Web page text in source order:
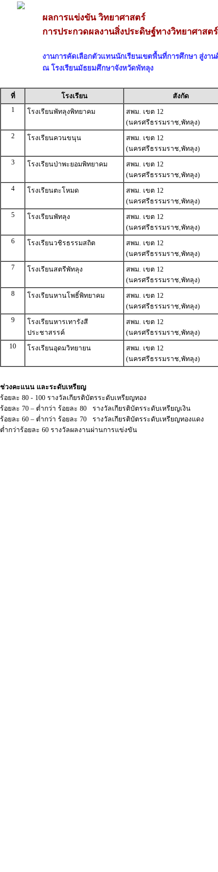
ผลการแข่งขัน วิทยาศาสตร์
การประกวดผลงานสิ่งประดิษฐ์ทางวิทยาศาสต
งานการคัดเลือกตัวแทนนักเรียนเขตพื้นที่การศึกษา สู่งา
ณ โรงเรียนมัธยมศึกษาจังหวัดพัทลุง
ที่ โรงเรียน
สังกัด
1
โรงเรียนพัทลุงพิทยาคม
สพม. เขต 12
(นครศรีธรรมราช,พัทลุง)
2
โรงเรียนควนขนุน
สพม. เขต 12
(นครศรีธรรมราช,พัทลุง)
3
โรงเรียนป่าพะยอมพิทยาคม
สพม. เขต 12
(นครศรีธรรมราช,พัทลุง)
4
โรงเรียนตะโหมด
สพม. เขต 12
(นครศรีธรรมราช,พัทลุง)
5
โรงเรียนพัทลุง
สพม. เขต 12
(นครศรีธรรมราช,พัทลุง)
6
โรงเรียนวชิรธรรมสถิต
สพม. เขต 12
(นครศรีธรรมราช,พัทลุง)
7
โรงเรียนสตรีพัทลุง
สพม. เขต 12
(นครศรีธรรมราช,พัทลุง)
8
โรงเรียนหานโพธิ์พิทยาคม
สพม. เขต 12
(นครศรีธรรมราช,พัทลุง)
9
โรงเรียนหารเทารังสี
ประชาสรรค์
สพม. เขต 12
(นครศรีธรรมราช,พัทลุง)
10
โรงเรียนอุดมวิทยายน
สพม. เขต 12
(นครศรีธรรมราช,พัทลุง)
ช่วงคะแนน และระดับเหรียญ
ร้อยละ 80 - 100 รางวัลเกียรติบัตรระดับเหรียญทอง
ร้อยละ 70 – ต่ำกว่า ร้อยละ 80 รางวัลเกียรติบัตรระดับเหรียญเงิน
ร้อยละ 60 – ต่ำกว่า ร้อยละ 70 รางวัลเกียรติบัตรระดับเหรียญทองแดง
ต่ำกว่าร้อยละ 60 รางวัลผลงานผ่านการแข่งขัน